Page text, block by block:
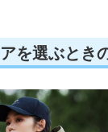
を選ぶとき